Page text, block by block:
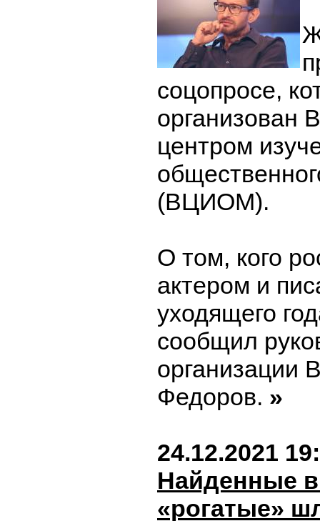
соцопросе,
организован
центром
(ВЦИОМ).
О том, кого
актером и
уходящего
сообщил
организации
Федоров. »
24.12.2021
Найденные
«рогатые»